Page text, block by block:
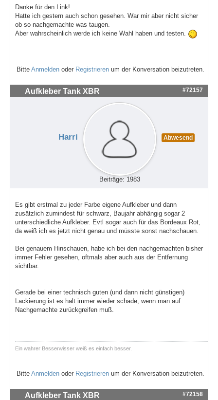
Danke für den Link!
Hatte ich gestern auch schon gesehen. War mir aber nicht sicher
ob so nachgemachte was taugen.
Aber wahrscheinlich werde ich keine Wahl haben und testen.
Bitte Anmelden oder Registrieren um der Konversation beizutreten.
Aufkleber Tank XBR #72157
Harri Abwesend
Beiträge: 1983
Es gibt erstmal zu jeder Farbe eigene Aufkleber und dann
zusätzlich zumindest für schwarz, Baujahr abhängig sogar 2
unterschiedliche Aufkleber. Evtl sogar auch für das Bordeaux Rot,
da weiß ich es jetzt nicht genau und müsste sonst nachschauen.
Bei genauem Hinschauen, habe ich bei den nachgemachten bisher
immer Fehler gesehen, oftmals aber auch aus der Entfernung
sichtbar.
Gerade bei einer technisch guten (und dann nicht günstigen)
Lackierung ist es halt immer wieder schade, wenn man auf
Nachgemachte zurückgreifen muß.
Ein wahrer Besserwisser weiß es einfach besser.
Bitte Anmelden oder Registrieren um der Konversation beizutreten.
Aufkleber Tank XBR #72158